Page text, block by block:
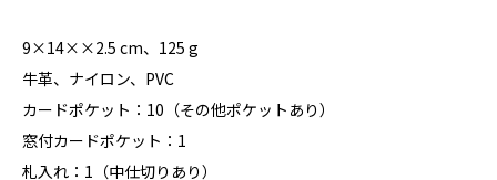
9×14××2.5 cm、125 g
牛革、ナイロン、PVC
カードポケット：10（その他ポケットあり）
窓付カードポケット：1
札入れ：1（中仕切りあり）